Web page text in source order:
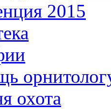
2015
охота